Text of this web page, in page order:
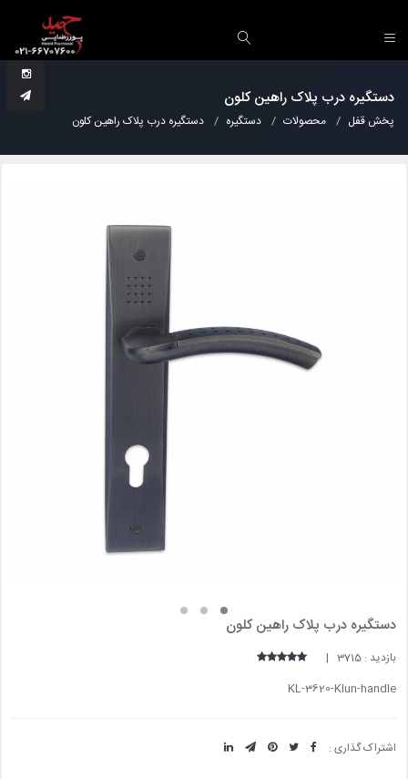
دستگیره درب پلاک راهین کلون
پخش قفل محصولات دستگیره دستگیره درب پلاک راهین کلون
دستگیره درب پلاک راهین کلون
بازدید : 3715 |
KL-3620-Klun-handle
اشتراک گذاری :